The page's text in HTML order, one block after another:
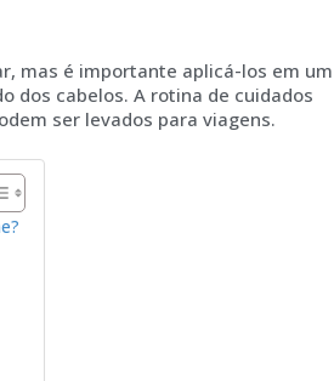
mas é importante aplicá-los em um
dos cabelos. A rotina de cuidados
ser levados para viagens.